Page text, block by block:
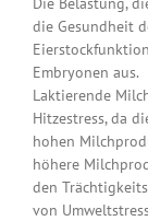
die Gesundheit
Embryonen aus.
Laktierende
Hitzestress, da
hohen
höhere
den
von